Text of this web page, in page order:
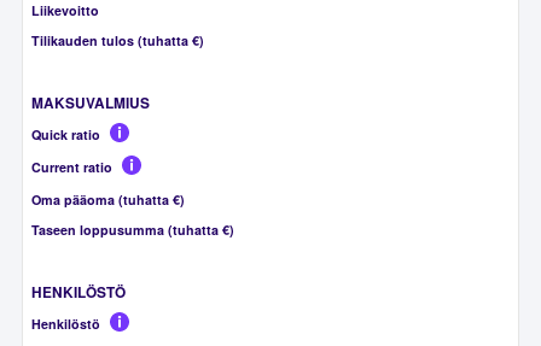
Liikevoitto
Tilikauden tulos (tuhatta €)
MAKSUVALMIUS
Quick ratio
Current ratio
Oma pääoma (tuhatta €)
Taseen loppusumma (tuhatta €)
HENKILÖSTÖ
Henkilöstö